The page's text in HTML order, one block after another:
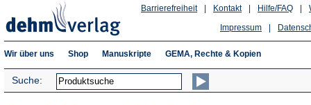
Hilfe/FAQ
Kontakt
Barrierefreiheit
Impressum
Wir über uns Shop Manuskripte GEMA, Rechte & Kopien
Suche: